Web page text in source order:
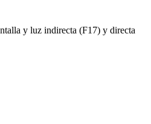
y luz indirecta (F17) y directa